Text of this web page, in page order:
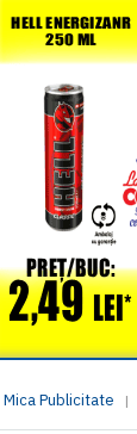
Mica Publicitate |